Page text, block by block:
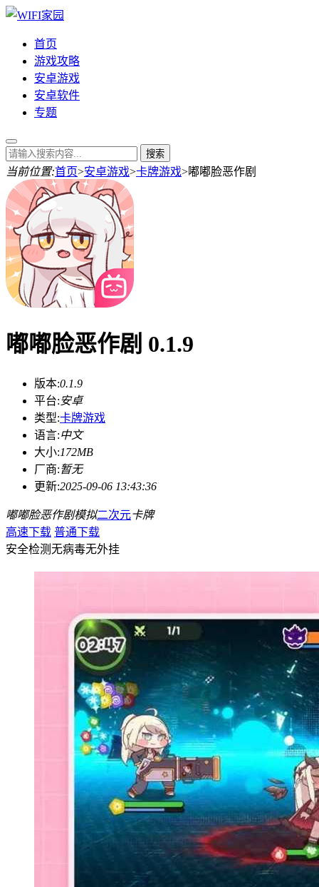
首页
游戏攻略
安卓游戏
安卓软件
专题
当前位置:首页>安卓游戏>卡牌游戏>嘟嘟脸恶作剧
嘟嘟脸恶作剧 0.1.9
版本:0.1.9
平台:安卓
类型:卡牌游戏
语言:中文
大小:172MB
厂商:暂无
更新:2025-09-06 13:43:36
嘟嘟脸恶作剧模拟二次元卡牌
高速下载 普通下载
安全检测无病毒无外挂